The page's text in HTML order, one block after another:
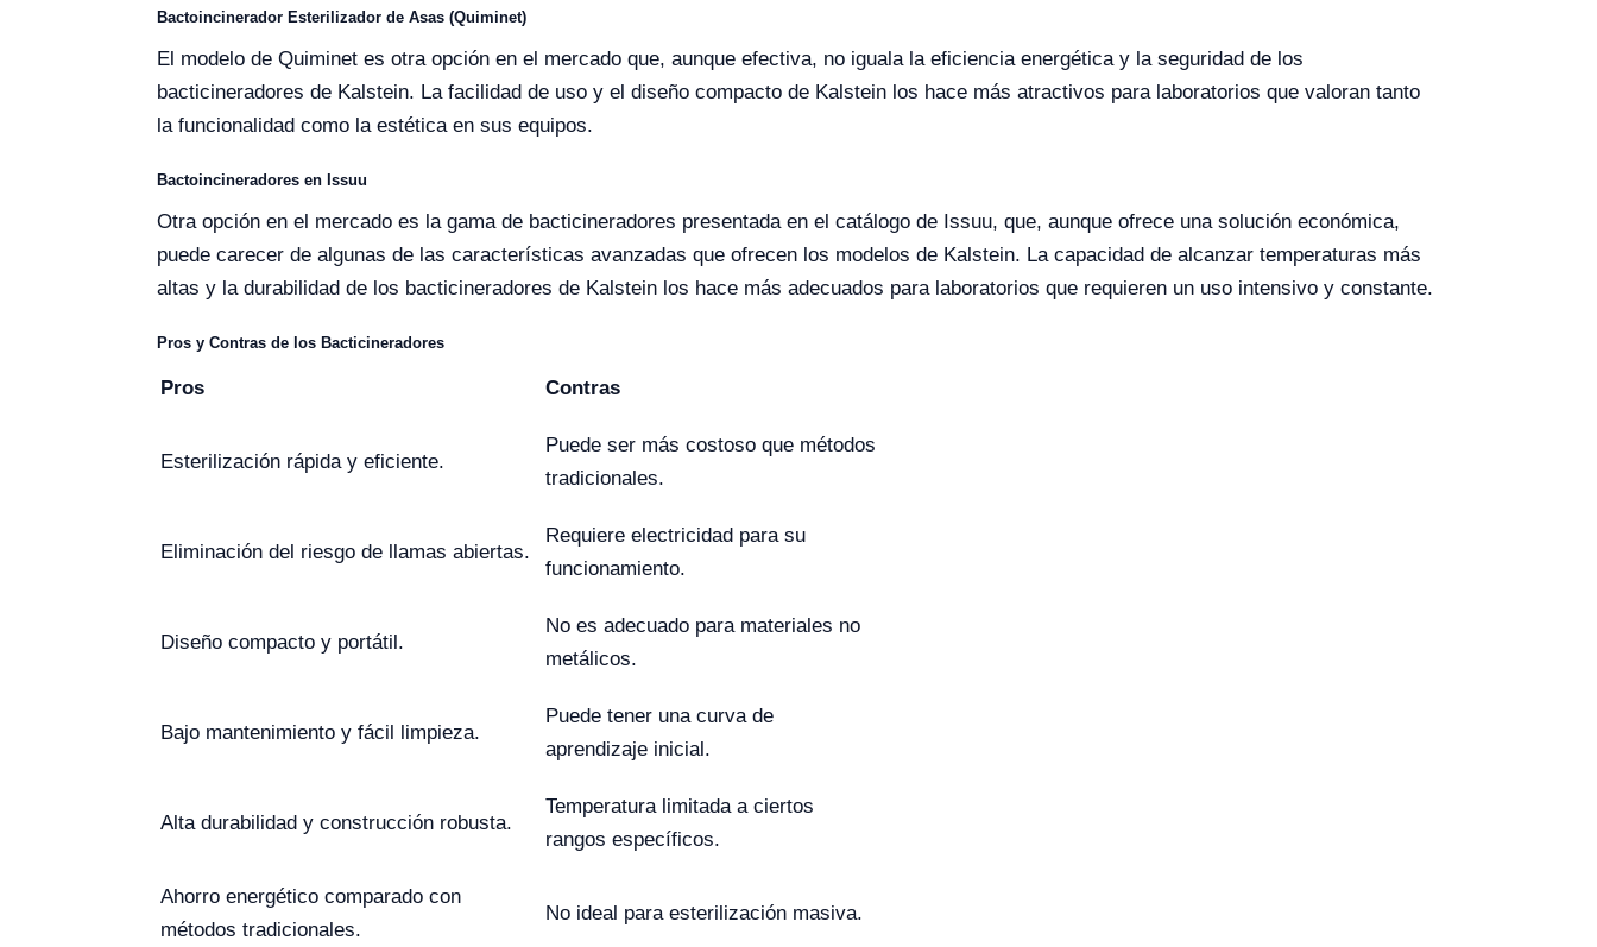
Bactoincinerador Esterilizador de Asas (Quiminet)
El modelo de Quiminet es otra opción en el mercado que, aunque efectiva, no iguala la eficiencia energética y la seguridad de los
bacticineradores de Kalstein. La facilidad de uso y el diseño compacto de Kalstein los hace más atractivos para laboratorios que valoran tanto
la funcionalidad como la estética en sus equipos.
Bactoincineradores en Issuu
Otra opción en el mercado es la gama de bacticineradores presentada en el catálogo de Issuu, que, aunque ofrece una solución económica,
puede carecer de algunas de las características avanzadas que ofrecen los modelos de Kalstein. La capacidad de alcanzar temperaturas más
altas y la durabilidad de los bacticineradores de Kalstein los hace más adecuados para laboratorios que requieren un uso intensivo y constante.
Pros y Contras de los Bacticineradores
Pros Contras
Esterilización rápida y eficiente.
Puede ser más costoso que métodos
tradicionales.
Eliminación del riesgo de llamas abiertas.
Requiere electricidad para su
funcionamiento.
Diseño compacto y portátil.
No es adecuado para materiales no
metálicos.
Bajo mantenimiento y fácil limpieza.
Puede tener una curva de
aprendizaje inicial.
Alta durabilidad y construcción robusta.
Temperatura limitada a ciertos
rangos específicos.
Ahorro energético comparado con
métodos tradicionales.
No ideal para esterilización masiva.